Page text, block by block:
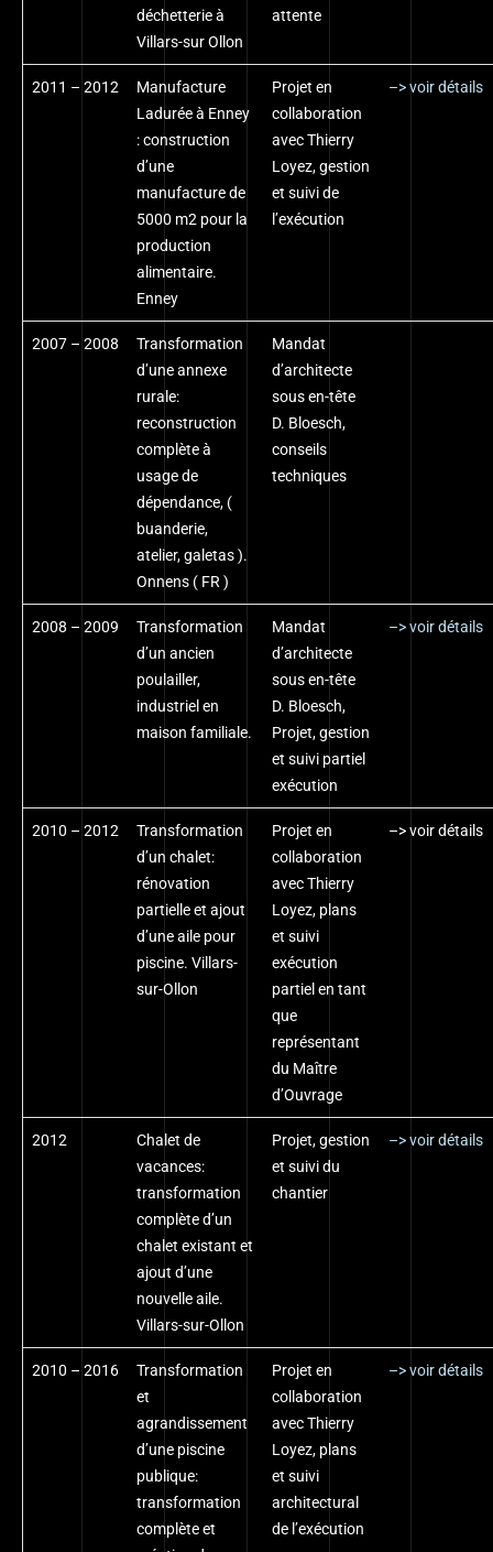
déchetterie à
Villars-sur Ollon
attente
2011 – 2012
Manufacture
Ladurée à Enney
: construction
d’une
manufacture de
5000 m2 pour la
production
alimentaire.
Enney
Projet en
collaboration
avec Thierry
Loyez, gestion
et suivi de
l’exécution
–> voir détails
2007 – 2008
Transformation
d’une annexe
rurale:
reconstruction
complète à
usage de
dépendance, (
buanderie,
atelier, galetas ).
Onnens ( FR )
Mandat
d’architecte
sous en-tête
D. Bloesch,
conseils
techniques
2008 – 2009
Transformation
d’un ancien
poulailler,
industriel en
maison familiale.
Mandat
d’architecte
sous en-tête
D. Bloesch,
Projet, gestion
et suivi partiel
exécution
–> voir détails
2010 – 2012
Transformation
d’un chalet:
rénovation
partielle et ajout
d’une aile pour
piscine. Villars-
sur-Ollon
Projet en
collaboration
avec Thierry
Loyez, plans
et suivi
exécution
partiel en tant
que
représentant
du Maître
d’Ouvrage
–> voir détails
2012
Chalet de
vacances:
transformation
complète d’un
chalet existant et
ajout d’une
nouvelle aile.
Villars-sur-Ollon
Projet, gestion
et suivi du
chantier
–> voir détails
2010 – 2016
Transformation
et
agrandissement
d’une piscine
publique:
transformation
complète et
Projet en
collaboration
avec Thierry
Loyez, plans
et suivi
architectural
de l’exécution
–> voir détails